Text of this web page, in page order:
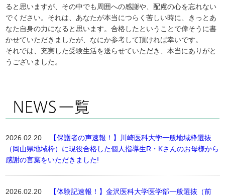
ると思いますが、その中でも周囲への感謝や、配慮の心を忘れない
でください。それは、あなたが本当につらく苦しい時に、きっとあ
なた自身の力になると思います。合格したということで偉そうに書
かせていただきましたが、なにか参考して頂ければ幸いです。
それでは、充実した受験生活を送らせていただき、本当にありがと
うございました。
2026.02.20
【保護者の声速報！】川崎医科大学一般地域枠選抜
（岡山県地域枠）に現役合格した個人指導生R・Kさんのお母様から
感謝の言葉をいただきました!
2026.02.20
【体験記速報！】金沢医科大学医学部一般選抜（前